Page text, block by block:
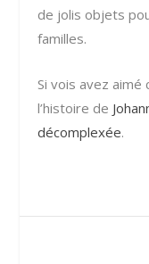
de jolis objets
familles.
Si vois avez
l’histoire de
décomplexée.